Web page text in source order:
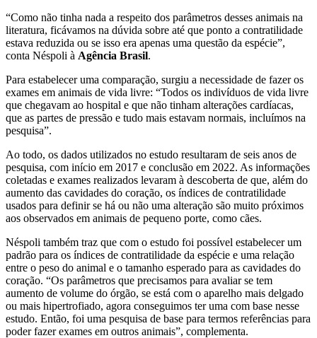
“Como não tinha nada a respeito dos parâmetros desses animais na
literatura, ficávamos na dúvida sobre até que ponto a contratilidade
estava reduzida ou se isso era apenas uma questão da espécie”,
conta Néspoli à Agência Brasil.
Para estabelecer uma comparação, surgiu a necessidade de fazer os
exames em animais de vida livre: “Todos os indivíduos de vida livre
que chegavam ao hospital e que não tinham alterações cardíacas,
que as partes de pressão e tudo mais estavam normais, incluímos na
pesquisa”.
Ao todo, os dados utilizados no estudo resultaram de seis anos de
pesquisa, com início em 2017 e conclusão em 2022. As informações
coletadas e exames realizados levaram à descoberta de que, além do
aumento das cavidades do coração, os índices de contratilidade
usados para definir se há ou não uma alteração são muito próximos
aos observados em animais de pequeno porte, como cães.
Néspoli também traz que com o estudo foi possível estabelecer um
padrão para os índices de contratilidade da espécie e uma relação
entre o peso do animal e o tamanho esperado para as cavidades do
coração. “Os parâmetros que precisamos para avaliar se tem
aumento de volume do órgão, se está com o aparelho mais delgado
ou mais hipertrofiado, agora conseguimos ter uma com base nesse
estudo. Então, foi uma pesquisa de base para termos referências para
poder fazer exames em outros animais”, complementa.